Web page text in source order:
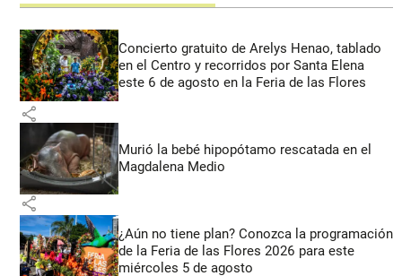
Concierto gratuito de Arelys Henao, tablado
en el Centro y recorridos por Santa Elena
este 6 de agosto en la Feria de las Flores
share
Murió la bebé hipopótamo rescatada en el
Magdalena Medio
share
¿Aún no tiene plan? Conozca la programación
de la Feria de las Flores 2026 para este
miércoles 5 de agosto